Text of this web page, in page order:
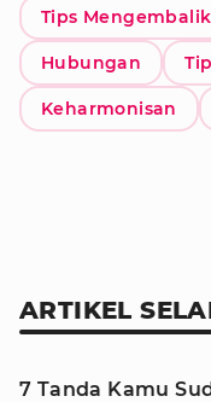
Tips
Hubungan
Keharmonisan
ARTIKEL
7 Tanda Kamu